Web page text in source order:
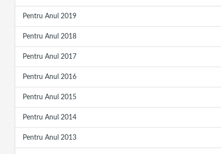
Pentru Anul 2019
Pentru Anul 2018
Pentru Anul 2017
Pentru Anul 2016
Pentru Anul 2015
Pentru Anul 2014
Pentru Anul 2013